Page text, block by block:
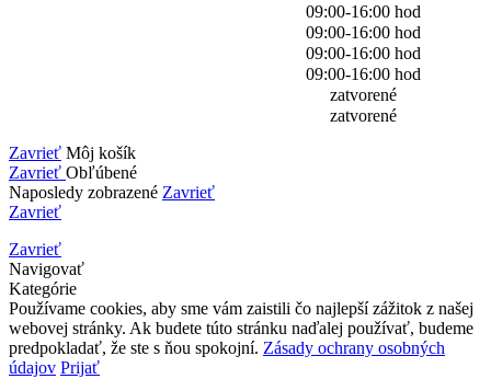
09:00-16:00 hod
09:00-16:00 hod
09:00-16:00 hod
09:00-16:00 hod
zatvorené
zatvorené
Zavrieť Môj košík
Zavrieť Obľúbené
Naposledy zobrazené Zavrieť
Zavrieť
Zavrieť
Navigovať
Kategórie
Používame cookies, aby sme vám zaistili čo najlepší zážitok z našej
webovej stránky. Ak budete túto stránku naďalej používať, budeme
predpokladať, že ste s ňou spokojní. Zásady ochrany osobných
údajov Prijať